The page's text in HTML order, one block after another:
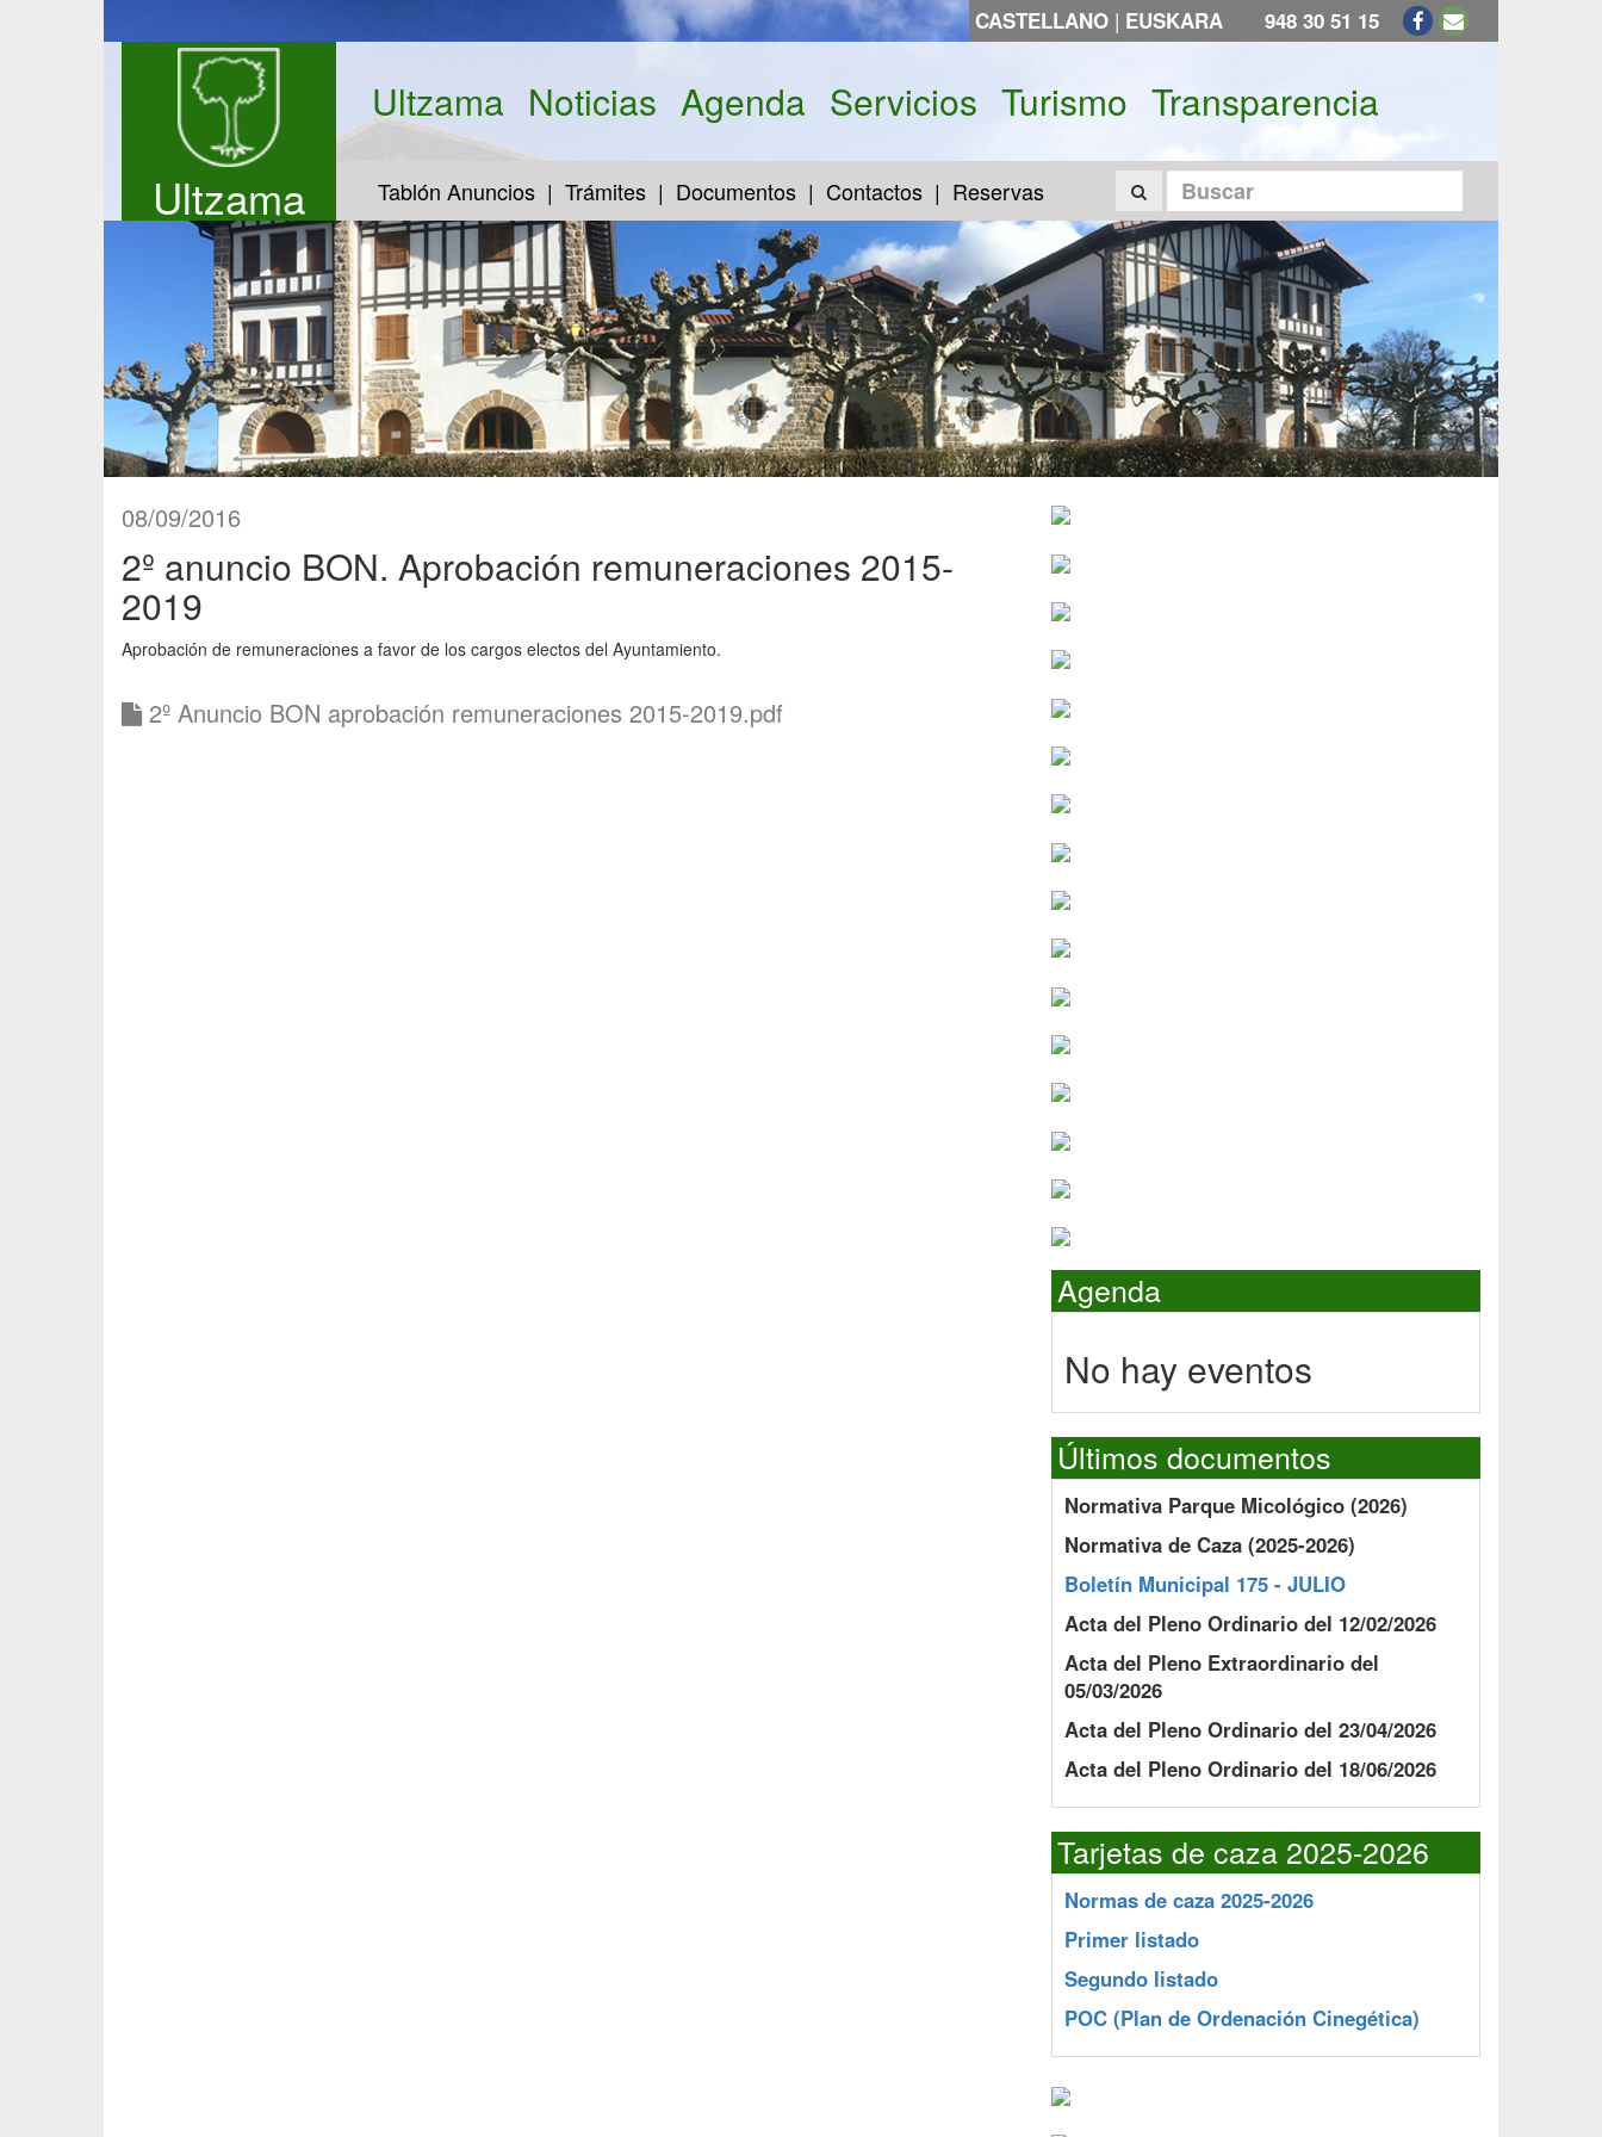
CASTELLANO | EUSKARA 948 30 51 15
Ultzama
Ultzama Noticias Agenda Servicios Turismo Transparencia
Tablón Anuncios Trámites Documentos Contactos Reservas
08/09/2016
2º anuncio BON. Aprobación remuneraciones 2015-
2019
Aprobación de remuneraciones a favor de los cargos electos del Ayuntamiento.
2º Anuncio BON aprobación remuneraciones 2015-2019.pdf
Agenda
No hay eventos
Últimos documentos
Normativa Parque Micológico (2026)
Normativa de Caza (2025-2026)
Boletín Municipal 175 - JULIO
Acta del Pleno Ordinario del 12/02/2026
Acta del Pleno Extraordinario del
05/03/2026
Acta del Pleno Ordinario del 23/04/2026
Acta del Pleno Ordinario del 18/06/2026
Tarjetas de caza 2025-2026
Normas de caza 2025-2026
Primer listado
Segundo listado
POC (Plan de Ordenación Cinegética)